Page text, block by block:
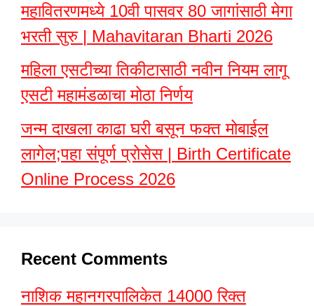
महावितरणमध्ये 10वी पासवर 80 जागांसाठी मेगा
भरती सुरु | Mahavitaran Bharti 2026
महिला एसटीच्या तिकीटासाठी नवीन नियम लागू
एसटी महामंडळाचा मोठा निर्णय
जन्म दाखला काढा घरी बसून फक्त मोबाईल
लागेल;पहा संपूर्ण प्रोसेस | Birth Certificate
Online Process 2026
Recent Comments
नाशिक महानगरपालिकेत 14000 रिक्त